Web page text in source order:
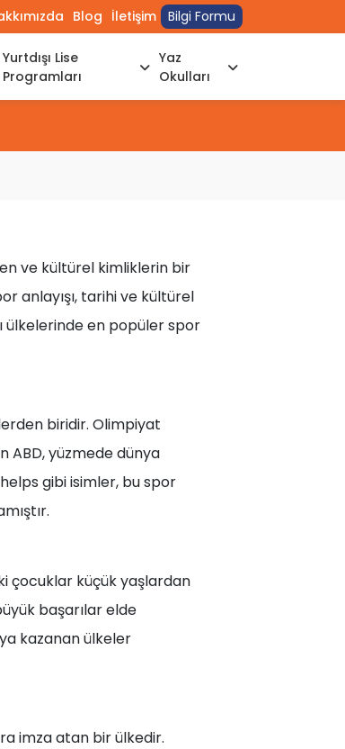
Blog İletişim Bilgi Formu
Yurtdışı Lise
Programları
Yaz
Okulları
ve kültürel kimliklerin bir
anlayışı, tarihi ve kültürel
ülkelerinde en popüler spor
biridir. Olimpiyat
ABD, yüzmede dünya
gibi isimler, bu spor
çocuklar küçük yaşlardan
başarılar elde
kazanan ülkeler
imza atan bir ülkedir.